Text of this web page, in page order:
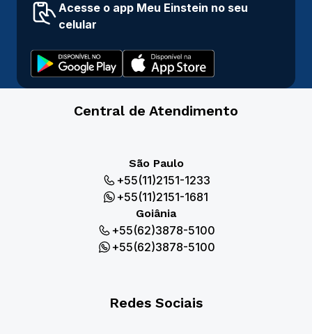
Acesse o app Meu Einstein no seu
celular
Central de Atendimento
São Paulo
+55(11)2151-1233
+55(11)2151-1681
Goiânia
+55(62)3878-5100
+55(62)3878-5100
Redes Sociais